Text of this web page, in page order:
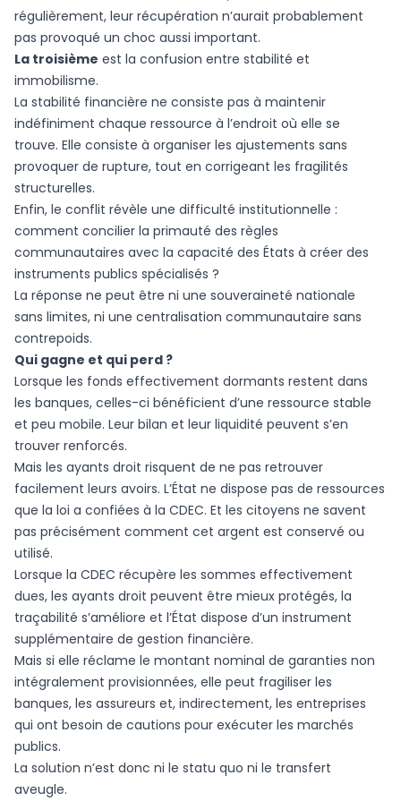
régulièrement, leur récupération n’aurait probablement
pas provoqué un choc aussi important.
La troisième est la confusion entre stabilité et
immobilisme.
La stabilité financière ne consiste pas à maintenir
indéfiniment chaque ressource à l’endroit où elle se
trouve. Elle consiste à organiser les ajustements sans
provoquer de rupture, tout en corrigeant les fragilités
structurelles.
Enfin, le conflit révèle une difficulté institutionnelle :
comment concilier la primauté des règles
communautaires avec la capacité des États à créer des
instruments publics spécialisés ?
La réponse ne peut être ni une souveraineté nationale
sans limites, ni une centralisation communautaire sans
contrepoids.
Qui gagne et qui perd ?
Lorsque les fonds effectivement dormants restent dans
les banques, celles-ci bénéficient d’une ressource stable
et peu mobile. Leur bilan et leur liquidité peuvent s’en
trouver renforcés.
Mais les ayants droit risquent de ne pas retrouver
facilement leurs avoirs. L’État ne dispose pas de ressources
que la loi a confiées à la CDEC. Et les citoyens ne savent
pas précisément comment cet argent est conservé ou
utilisé.
Lorsque la CDEC récupère les sommes effectivement
dues, les ayants droit peuvent être mieux protégés, la
traçabilité s’améliore et l’État dispose d’un instrument
supplémentaire de gestion financière.
Mais si elle réclame le montant nominal de garanties non
intégralement provisionnées, elle peut fragiliser les
banques, les assureurs et, indirectement, les entreprises
qui ont besoin de cautions pour exécuter les marchés
publics.
La solution n’est donc ni le statu quo ni le transfert
aveugle.